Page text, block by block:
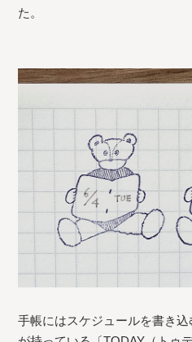
た。
手帳にはスケジュールを書き